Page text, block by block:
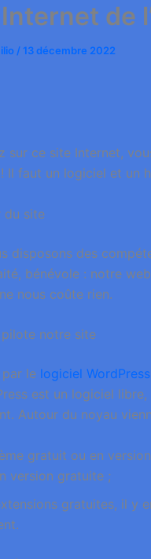
de
/ 13 décembre 2022
sur ce site Internet,
Il faut un logiciel et un
du site
disposons des
bénévole : notre
nous coûte rien.
notre site
le logiciel WordPress
est un logiciel
Autour du noyau
gratuit ou en
version gratuite ;
gratuites, il y